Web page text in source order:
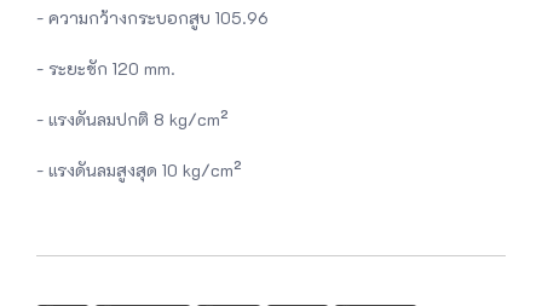
- ความกว้างกระบอกสูบ 105.96
- ระยะชัก 120 mm.
- แรงดันลมปกติ 8 kg/cm²
- แรงดันลมสูงสุด 10 kg/cm²